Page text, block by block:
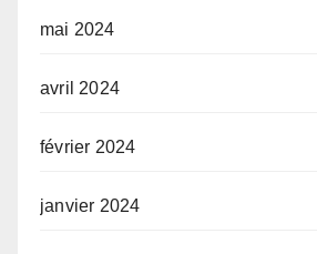
mai 2024
avril 2024
février 2024
janvier 2024